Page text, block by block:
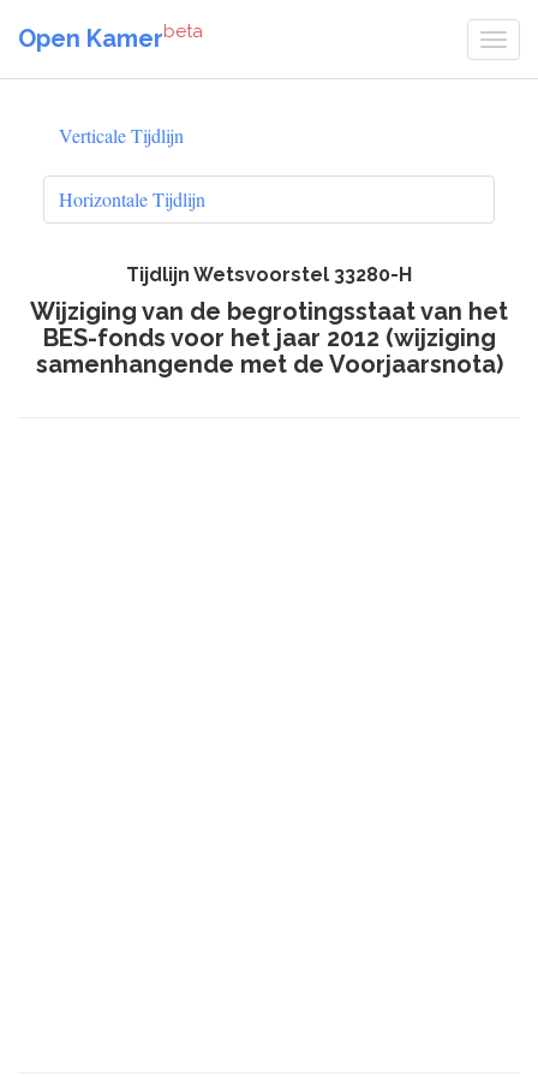
Open Kamerbeta
Verticale Tijdlijn
Horizontale Tijdlijn
Tijdlijn Wetsvoorstel 33280-H
Wijziging van de begrotingsstaat van het
BES-fonds voor het jaar 2012 (wijziging
samenhangende met de Voorjaarsnota)